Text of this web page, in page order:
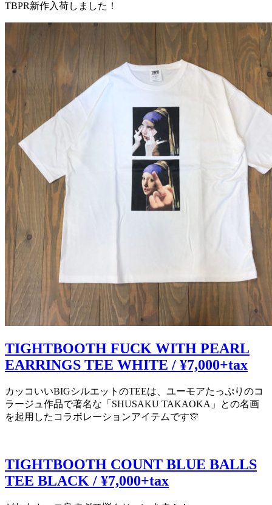
TBPR新作入荷しました！
TIGHTBOOTH FUCK WITH PEARL
EARRINGS TEE WHITE / ¥7,000+tax
カッコいいBIGシルエットのTEEは、ユーモアたっぷりのコ
ラージュ作品で著名な「SHUSAKU TAKAOKA」との名画
を起用したコラボレーションアイテムです🎊
TIGHTBOOTH COUNT BLUE BALLS
TEE BLACK / ¥7,000+tax